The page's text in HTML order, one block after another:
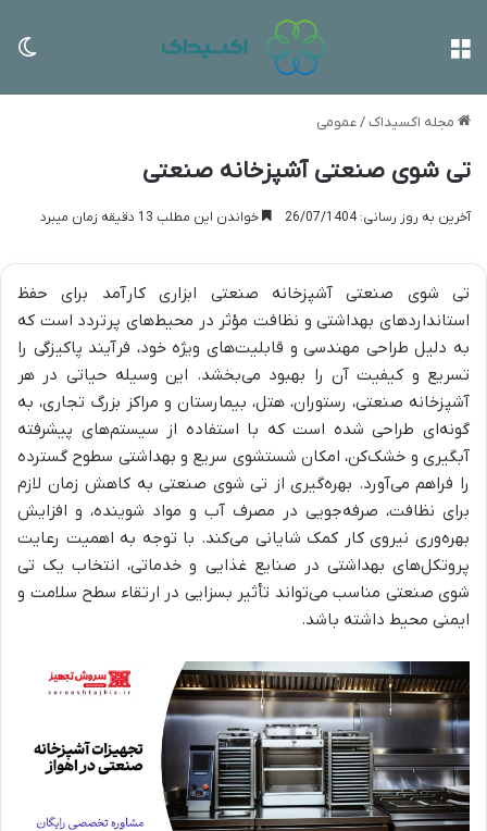
مجله اکسیداک/عمومی
تی شوی صنعتی آشپزخانه صنعتی
آخرین به روز رسانی: 26/07/1404 خواندن این مطلب 13 دقیقه زمان میبرد
تی شوی صنعتی آشپزخانه صنعتی ابزاری کارآمد برای حفظ
استانداردهای بهداشتی و نظافت مؤثر در محیط‌های پرتردد است که
به دلیل طراحی مهندسی و قابلیت‌های ویژه خود، فرآیند پاکیزگی را
تسریع و کیفیت آن را بهبود می‌بخشد. این وسیله حیاتی در هر
آشپزخانه صنعتی، رستوران، هتل، بیمارستان و مراکز بزرگ تجاری، به
گونه‌ای طراحی شده است که با استفاده از سیستم‌های پیشرفته
آبگیری و خشک‌کن، امکان شستشوی سریع و بهداشتی سطوح گسترده
را فراهم می‌آورد. بهره‌گیری از تی شوی صنعتی به کاهش زمان لازم
برای نظافت، صرفه‌جویی در مصرف آب و مواد شوینده، و افزایش
بهره‌وری نیروی کار کمک شایانی می‌کند. با توجه به اهمیت رعایت
پروتکل‌های بهداشتی در صنایع غذایی و خدماتی، انتخاب یک تی
شوی صنعتی مناسب می‌تواند تأثیر بسزایی در ارتقاء سطح سلامت و
ایمنی محیط داشته باشد.